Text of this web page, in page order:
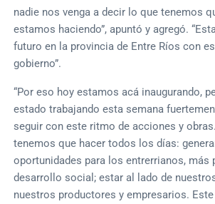
nadie nos venga a decir lo que tenemos
estamos haciendo”, apuntó y agregó.
futuro en la provincia de Entre Ríos con
gobierno”.
“Por eso hoy estamos acá inaugurando,
estado trabajando esta semana
seguir con este ritmo de acciones y
tenemos que hacer todos los días:
oportunidades para los entrerrianos, más
desarrollo social; estar al lado de
nuestros productores y empresarios.